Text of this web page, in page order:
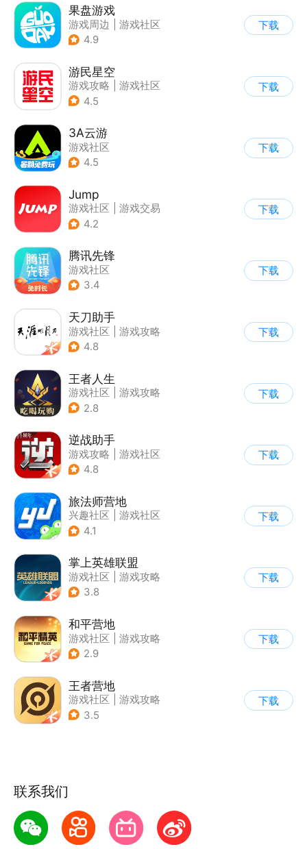
果盘游戏
游戏周边
游戏社区
4.9
下载
游民星空
游戏攻略
游戏社区
4.5
下载
3A云游
游戏社区
4.5
下载
Jump
游戏社区
游戏交易
| 游戏周边
4.2
下载
腾讯先锋
游戏社区
3.4
下载
天刀助手
游戏社区
游戏攻略
4.8
下载
王者人生
游戏社区
游戏攻略
2.8
下载
逆战助手
游戏攻略
游戏社区
4.8
下载
旅法师营地
兴趣社区
游戏社区
| 游戏攻略
4.1
下载
掌上英雄联盟
游戏社区
游戏攻略
3.8
下载
和平营地
游戏社区
游戏攻略
2.9
下载
王者营地
游戏社区
游戏攻略
3.5
下载
联系我们